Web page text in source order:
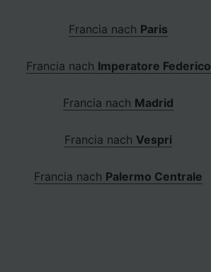
Francia nach Paris
Francia nach Imperatore Federico
Francia nach Madrid
Francia nach Vespri
Francia nach Palermo Centrale